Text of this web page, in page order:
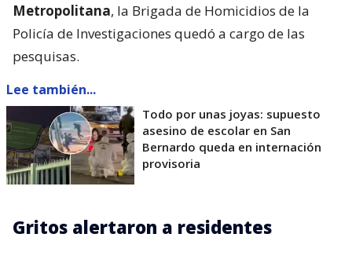
Metropolitana, la Brigada de Homicidios de la
Policía de Investigaciones quedó a cargo de las
pesquisas.
Lee también...
Todo por unas joyas: supuesto
asesino de escolar en San
Bernardo queda en internación
provisoria
Gritos alertaron a residentes